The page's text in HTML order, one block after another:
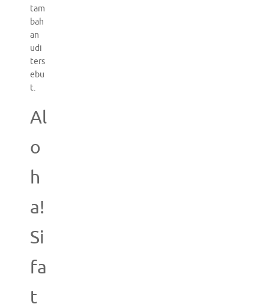
tam
bah
an
udi
ters
ebu
t.
Al
o
h
a!
Si
fa
t